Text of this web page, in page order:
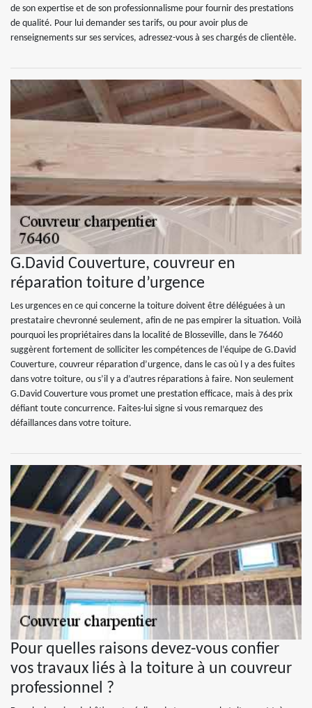
de son expertise et de son professionnalisme pour fournir des prestations
de qualité. Pour lui demander ses tarifs, ou pour avoir plus de
renseignements sur ses services, adressez-vous à ses chargés de clientèle.
G.David Couverture, couvreur en
réparation toiture d’urgence
Les urgences en ce qui concerne la toiture doivent être déléguées à un
prestataire chevronné seulement, afin de ne pas empirer la situation. Voilà
pourquoi les propriétaires dans la localité de Blosseville, dans le 76460
suggèrent fortement de solliciter les compétences de l’équipe de G.David
Couverture, couvreur réparation d’urgence, dans le cas où l y a des fuites
dans votre toiture, ou s’il y a d’autres réparations à faire. Non seulement
G.David Couverture vous promet une prestation efficace, mais à des prix
défiant toute concurrence. Faites-lui signe si vous remarquez des
défaillances dans votre toiture.
Pour quelles raisons devez-vous confier
vos travaux liés à la toiture à un couvreur
professionnel ?